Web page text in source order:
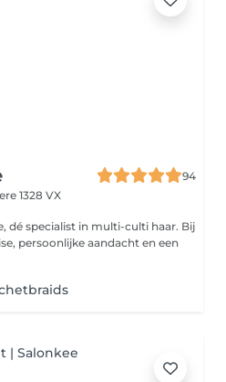
94
1328 VX
dé specialist in multi-culti haar. Bij
persoonlijke aandacht en een